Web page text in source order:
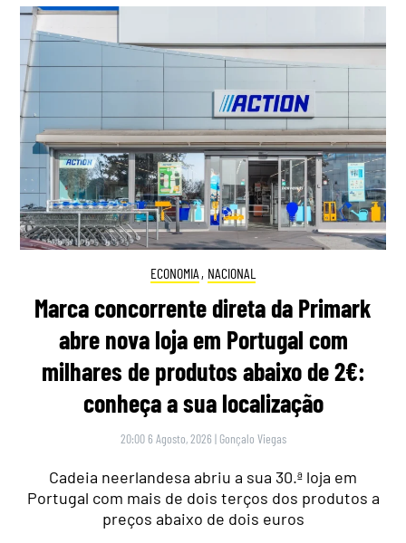
ECONOMIA , NACIONAL
Marca concorrente direta da Primark
abre nova loja em Portugal com
milhares de produtos abaixo de 2€:
conheça a sua localização
20:00 6 Agosto, 2026 | Gonçalo Viegas
Cadeia neerlandesa abriu a sua 30.ª loja em
Portugal com mais de dois terços dos produtos a
preços abaixo de dois euros